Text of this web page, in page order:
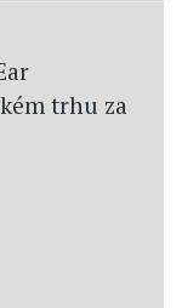
trhu za